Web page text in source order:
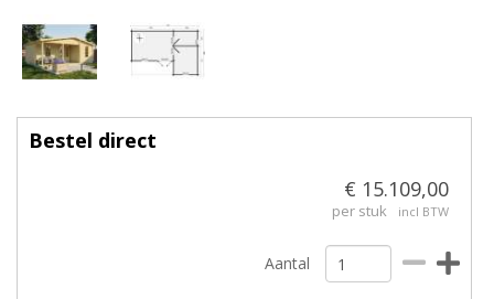
Bestel direct
€ 15.109,00
per stuk incl BTW
Aantal